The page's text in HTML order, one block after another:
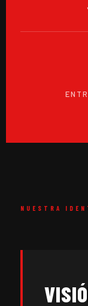
NUESTRA